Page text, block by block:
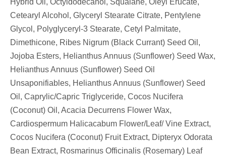
Hybrid Oil, Octyldodecanol, Squalane, Oleyl Erucate,
Cetearyl Alcohol, Glyceryl Stearate Citrate, Pentylene
Glycol, Polyglyceryl-3 Stearate, Cetyl Palmitate,
Dimethicone, Ribes Nigrum (Black Currant) Seed Oil,
Jojoba Esters, Helianthus Annuus (Sunflower) Seed Wax,
Helianthus Annuus (Sunflower) Seed Oil
Unsaponifiables, Helianthus Annuus (Sunflower) Seed
Oil, Caprylic/Capric Triglyceride, Cocos Nucifera
(Coconut) Oil, Acacia Decurrens Flower Wax,
Cardiospermum Halicacabum Flower/Leaf/ Vine Extract,
Cocos Nucifera (Coconut) Fruit Extract, Dipteryx Odorata
Bean Extract, Rosmarinus Officinalis (Rosemary) Leaf